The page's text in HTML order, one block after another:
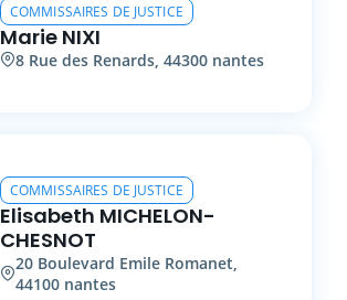
COMMISSAIRES DE JUSTICE
Marie NIXI
8 Rue des Renards, 44300 nantes
COMMISSAIRES DE JUSTICE
Elisabeth MICHELON-
CHESNOT
20 Boulevard Emile Romanet,
44100 nantes